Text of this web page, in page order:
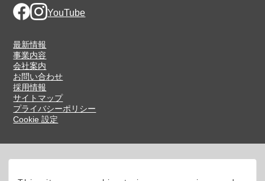
Facebook
Instagram
YouTube
最新情報
事業内容
会社案内
お問い合わせ
採用情報
サイトマップ
プライバシーポリシー
Cookie 設定